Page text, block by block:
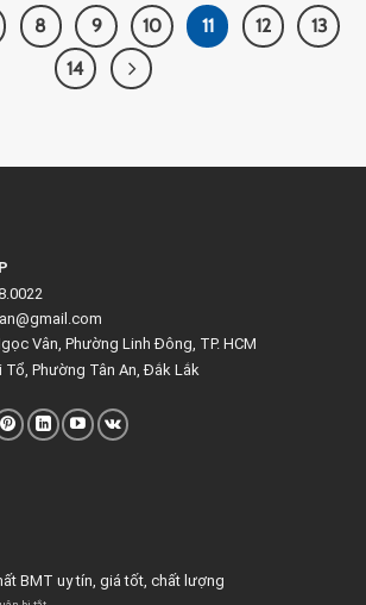
8 9 10 11 12
13
14
Vân, Phường Linh Đông, TP. HCM
Tổ, Phường Tân An, Đắk Lắk
BMT uy tín, giá tốt, chất lượng